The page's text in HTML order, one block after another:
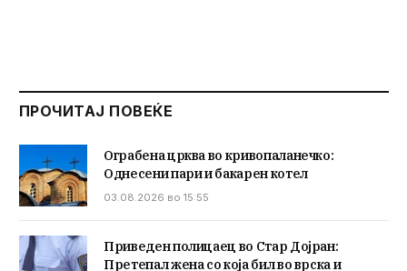
ПРОЧИТАЈ ПОВЕЌЕ
Ограбена црква во кривопаланечко:
Однесени пари и бакарен котел
03.08.2026 во 15:55
Приведен полицаец во Стар Дојран:
Претепал жена со која бил во врска и